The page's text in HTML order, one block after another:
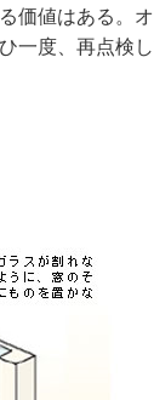
価値はある。
一度、再点検